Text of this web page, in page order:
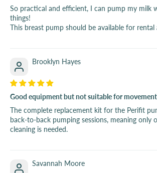
So practical and efficient, I can pump my milk
things!
This breast pump should be available for rental
Brooklyn Hayes
Good equipment but not suitable for
The complete replacement kit for the Perifit
back-to-back pumping sessions, meaning only
cleaning is needed.
Savannah Moore